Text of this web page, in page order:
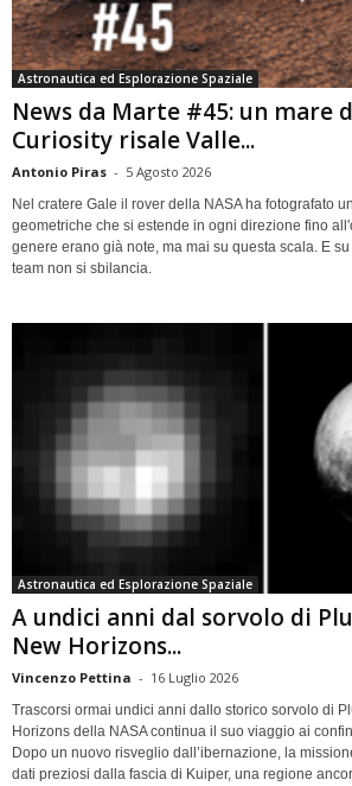
Astronautica ed Esplorazione Spaziale
News da Marte #45: un mare
Curiosity risale Valle...
Antonio Piras - 5 Agosto 2026
Nel cratere Gale il rover della NASA ha fotografato
geometriche che si estende in ogni direzione fino
genere erano già note, ma mai su questa scala. E
team non si sbilancia.
Astronautica ed Esplorazione Spaziale
A undici anni dal sorvolo di
New Horizons...
Vincenzo Pettina - 16 Luglio 2026
Trascorsi ormai undici anni dallo storico sorvolo di
Horizons della NASA continua il suo viaggio ai
Dopo un nuovo risveglio dall’ibernazione, la
dati preziosi dalla fascia di Kuiper, una regione